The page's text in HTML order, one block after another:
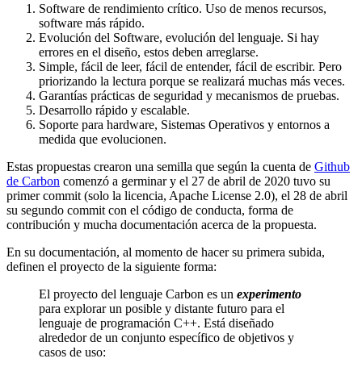
Software de rendimiento crítico. Uso de menos recursos,
software más rápido.
Evolución del Software, evolución del lenguaje. Si hay
errores en el diseño, estos deben arreglarse.
Simple, fácil de leer, fácil de entender, fácil de escribir. Pero
priorizando la lectura porque se realizará muchas más veces.
Garantías prácticas de seguridad y mecanismos de pruebas.
Desarrollo rápido y escalable.
Soporte para hardware, Sistemas Operativos y entornos a
medida que evolucionen.
Estas propuestas crearon una semilla que según la cuenta de Github
de Carbon comenzó a germinar y el 27 de abril de 2020 tuvo su
primer commit (solo la licencia, Apache License 2.0), el 28 de abril
su segundo commit con el código de conducta, forma de
contribución y mucha documentación acerca de la propuesta.
En su documentación, al momento de hacer su primera subida,
definen el proyecto de la siguiente forma:
El proyecto del lenguaje Carbon es un experimento
para explorar un posible y distante futuro para el
lenguaje de programación C++. Está diseñado
alrededor de un conjunto específico de objetivos y
casos de uso: